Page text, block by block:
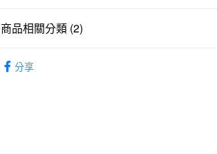
每筆NT$65，滿NT$1,000(含以上)免運費
付款後全家取貨
商品相關分類 (2)
分享